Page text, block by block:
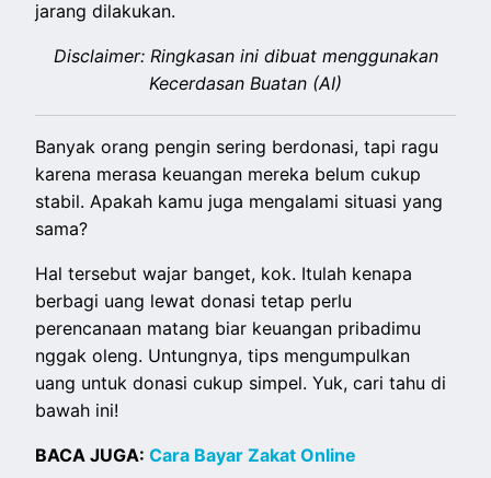
jarang dilakukan.
Disclaimer: Ringkasan ini dibuat menggunakan
Kecerdasan Buatan (AI)
Banyak orang pengin sering berdonasi, tapi ragu
karena merasa keuangan mereka belum cukup
stabil. Apakah kamu juga mengalami situasi yang
sama?
Hal tersebut wajar banget, kok. Itulah kenapa
berbagi uang lewat donasi tetap perlu
perencanaan matang biar keuangan pribadimu
nggak oleng. Untungnya, tips mengumpulkan
uang untuk donasi cukup simpel. Yuk, cari tahu di
bawah ini!
BACA JUGA:Cara Bayar Zakat Online